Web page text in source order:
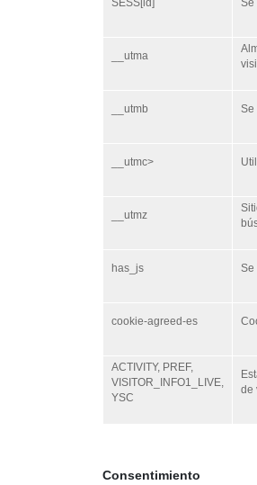
SESS[id] Se
__utma
__utmb Se
__utmc>
__utmz
has_js Se
cookie-agreed-es
ACTIVITY, PREF,
VISITOR_INFO1_LIVE,
YSC
de
Consentimiento